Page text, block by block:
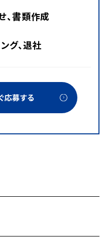
、書類作成
グ、退社
応募する